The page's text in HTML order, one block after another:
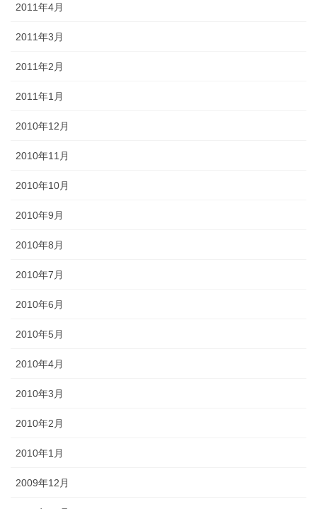
2011年4月
2011年3月
2011年2月
2011年1月
2010年12月
2010年11月
2010年10月
2010年9月
2010年8月
2010年7月
2010年6月
2010年5月
2010年4月
2010年3月
2010年2月
2010年1月
2009年12月